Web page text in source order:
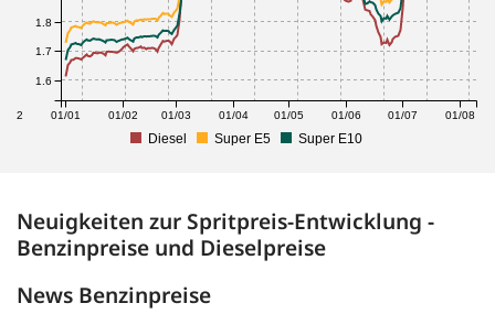
12 01/01 01/02 01/03 01/04 01/05 01/06 01/07 01/08
1.6
1.7
1.8
Diesel Super E5 Super E10
Neuigkeiten zur Spritpreis-Entwicklung -
Benzinpreise und Dieselpreise
News Benzinpreise